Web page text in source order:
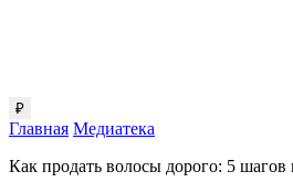
₽
Главная Медиатека
Как продать волосы дорого: 5